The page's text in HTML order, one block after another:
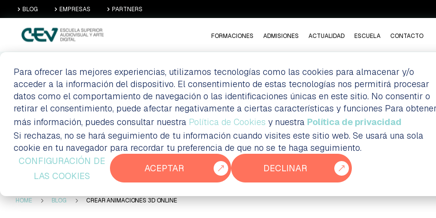
Para ofrecer las mejores experiencias, utilizamos tecnologías como las cookies para almacenar y/o
acceder a la información del dispositivo. El consentimiento de estas tecnologías nos permitirá procesar
datos como el comportamiento de navegación o las identificaciones únicas en este sitio. No consentir o
retirar el consentimiento, puede afectar negativamente a ciertas características y funciones Para
más información, puedes consultar nuestra Política de Cookies y nuestra Política de privacidad
Si rechazas, no se hará seguimiento de tu información cuando visites este sitio web. Se usará una sola
cookie en tu navegador para recordar tu preferencia de que no se te haga seguimiento.
CONFIGURACIÓN DE
LAS COOKIES
ACEPTAR DECLINAR
BLOG EMPRESAS PARTNERS
FORMACIONES ADMISIONES ACTUALIDAD ESCUELA CONTACTO
CREAR ANIMACIONES 3D ONLINE
Formación a distancia Madrid Blog
HOME BLOG CREAR ANIMACIONES 3D ONLINE